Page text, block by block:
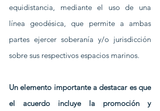
equidistancia, mediante el uso de una
línea geodésica, que permite a ambas
partes ejercer soberanía y/o jurisdicción
sobre sus respectivos espacios marinos.
Un elemento importante a destacar es que
el acuerdo incluye la promoción y